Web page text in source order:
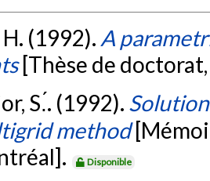
H. (1992). A
[Thèse de
S.́. (1992).
method
Disponible